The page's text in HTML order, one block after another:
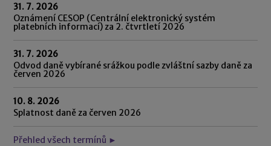
31. 7. 2026
Oznámení CESOP (Centrální elektronický systém
platebních informací) za 2. čtvrtletí 2026
31. 7. 2026
Odvod daně vybírané srážkou podle zvláštní sazby daně za
červen 2026
10. 8. 2026
Splatnost daně za červen 2026
Přehled všech termínů ►